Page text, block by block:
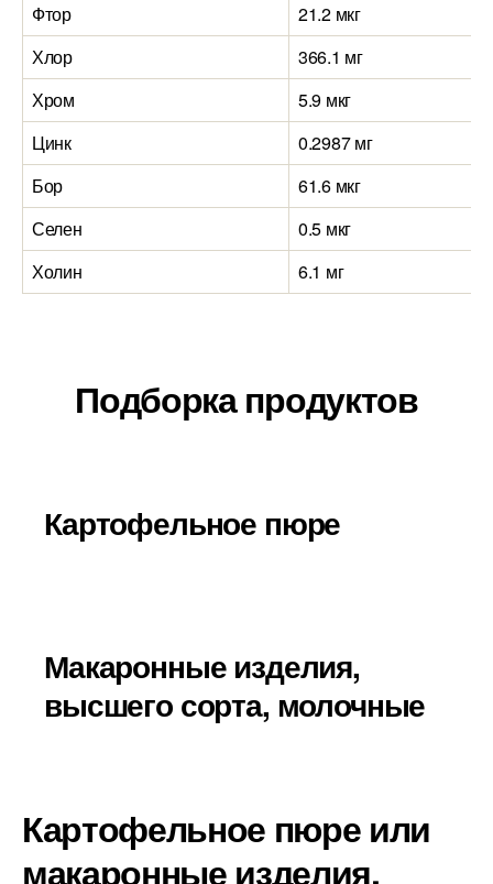
Фтор
21.2 мкг
Хлор
366.1 мг
Хром
5.9 мкг
Цинк
0.2987 мг
Бор
61.6 мкг
Селен
0.5 мкг
Холин
6.1 мг
Подборка продуктов
Картофельное пюре
Макаронные изделия,
высшего сорта, молочные
Картофельное пюре или
макаронные изделия,